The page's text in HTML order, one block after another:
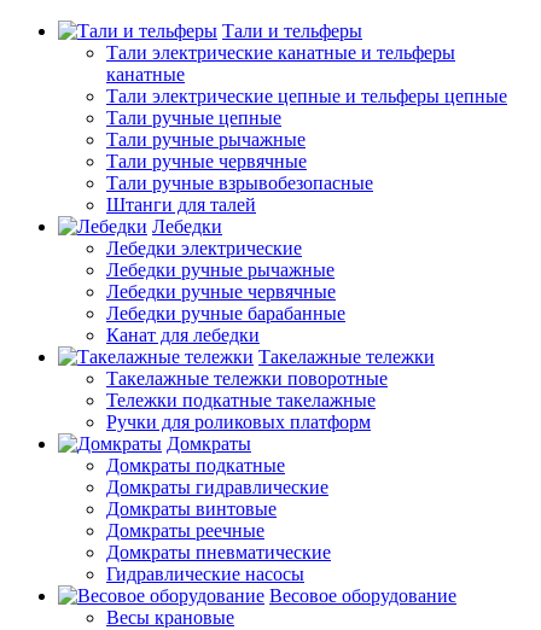
Тали и тельферы
Тали электрические канатные и тельферы
канатные
Тали электрические цепные и тельферы цепные
Тали ручные цепные
Тали ручные рычажные
Тали ручные червячные
Тали ручные взрывобезопасные
Штанги для талей
Лебедки
Лебедки электрические
Лебедки ручные рычажные
Лебедки ручные червячные
Лебедки ручные барабанные
Канат для лебедки
Такелажные тележки
Такелажные тележки поворотные
Тележки подкатные такелажные
Ручки для роликовых платформ
Домкраты
Домкраты подкатные
Домкраты гидравлические
Домкраты винтовые
Домкраты реечные
Домкраты пневматические
Гидравлические насосы
Весовое оборудование
Весы крановые